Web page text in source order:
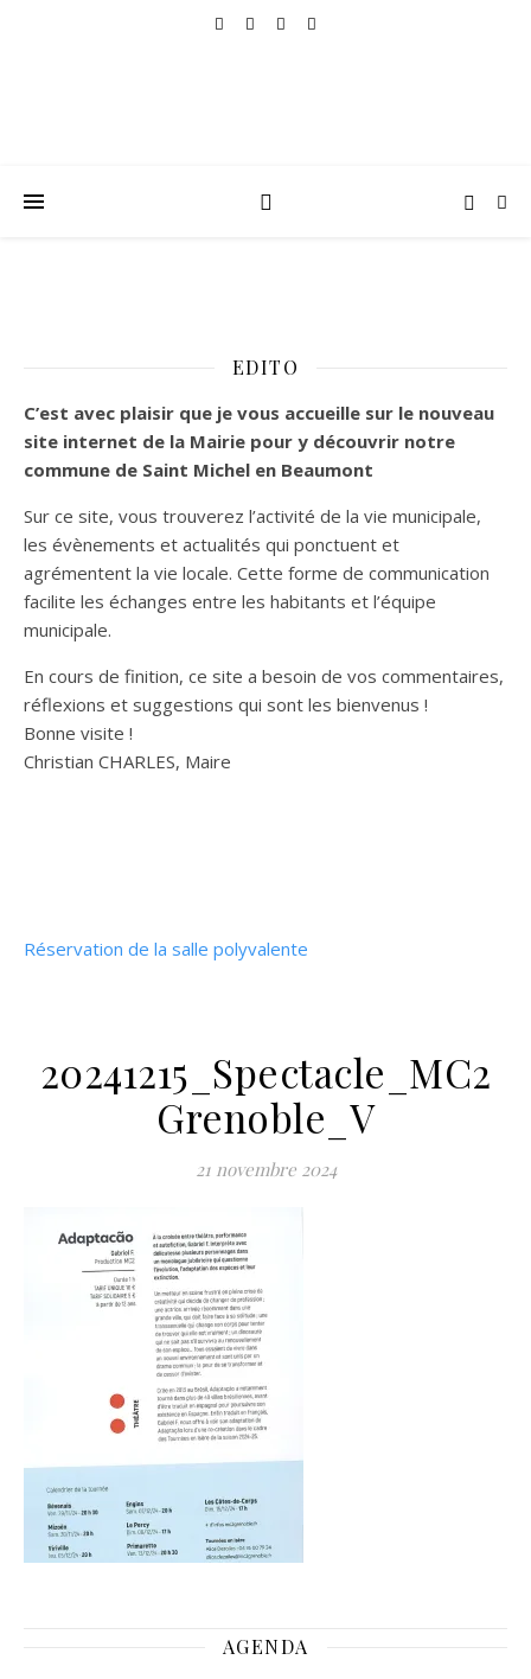
EDITO
C’est avec plaisir que je vous accueille sur le nouveau
site internet de la Mairie pour y découvrir notre
commune de Saint Michel en Beaumont
Sur ce site, vous trouverez l’activité de la vie municipale,
les évènements et actualités qui ponctuent et
agrémentent la vie locale. Cette forme de communication
facilite les échanges entre les habitants et l’équipe
municipale.
En cours de finition, ce site a besoin de vos commentaires,
réflexions et suggestions qui sont les bienvenus !
Bonne visite !
Christian CHARLES, Maire
Réservation de la salle polyvalente
20241215_Spectacle_MC2
Grenoble_V
21 novembre 2024
AGENDA